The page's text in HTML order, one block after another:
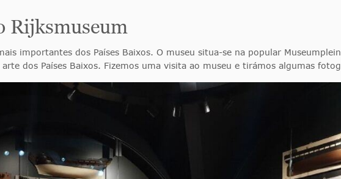
Rijksmuseum
importantes dos Países Baixos. O museu situa-se na popular
dos Países Baixos. Fizemos uma visita ao museu e tirámos algumas